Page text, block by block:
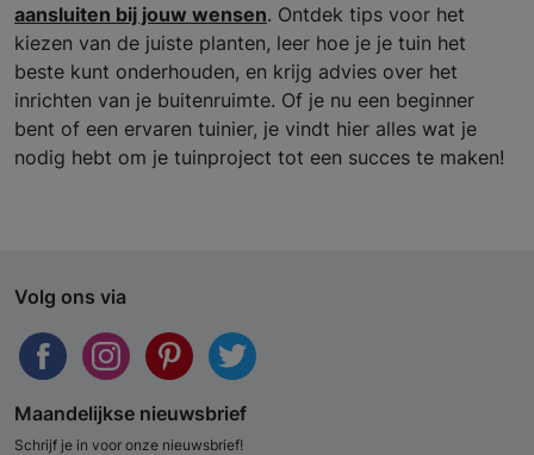
aansluiten bij jouw wensen. Ontdek tips voor het
kiezen van de juiste planten, leer hoe je je tuin het
beste kunt onderhouden, en krijg advies over het
inrichten van je buitenruimte. Of je nu een beginner
bent of een ervaren tuinier, je vindt hier alles wat je
nodig hebt om je tuinproject tot een succes te maken!
Volg ons via
Maandelijkse nieuwsbrief
Schrijf je in voor onze nieuwsbrief!